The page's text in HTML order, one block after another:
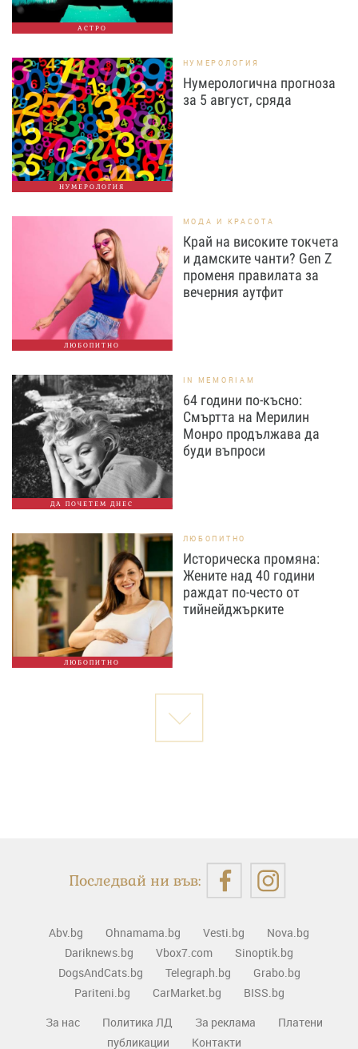
АСТРО
НУМЕРОЛОГИЯ
НУМЕРОЛОГИЯ
Нумерологична прогноза
за 5 август, сряда
ЛЮБОПИТНО
МОДА И КРАСОТА
Край на високите токчета
и дамските чанти? Gen Z
променя правилата за
вечерния аутфит
ДА ПОЧЕТЕМ ДНЕС
IN MEMORIAM
64 години по-късно:
Смъртта на Мерилин
Монро продължава да
буди въпроси
ЛЮБОПИТНО
ЛЮБОПИТНО
Историческа промяна:
Жените над 40 години
раждат по-често от
тийнейджърките
Последвай ни във:
Abv.bg Ohnamama.bg Vesti.bg
Nova.bg
Dariknews.bg
Vbox7.com
Sinoptik.bg
DogsAndCats.bg
Telegraph.bg
Grabo.bg
Pariteni.bg
CarMarket.bg
BISS.bg
За нас
Политика ЛД За реклама
Платени
публикации
Контакти